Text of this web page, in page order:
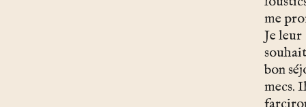
me
Je leur
bon
mecs.